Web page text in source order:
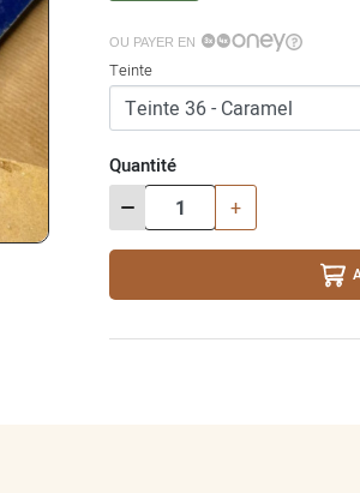
OU PAYER EN
Teinte
Quantité
- +